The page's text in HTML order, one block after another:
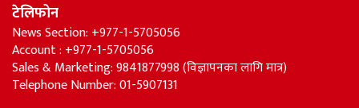
टेलिफोन
News Section: +977-1-5705056
Account : +977-1-5705056
Sales & Marketing: 9841877998 (विज्ञापनका लागि मात्र)
Telephone Number: 01-5907131